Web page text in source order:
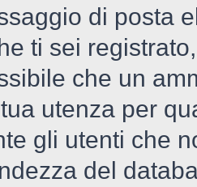
di posta
ti sei
che un
utenza per
gli utenti che
del